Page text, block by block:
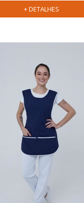
uniforme
sua empresa
+ DETALHES